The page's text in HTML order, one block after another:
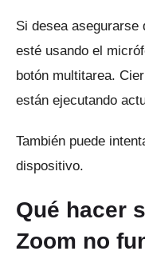
Si desea asegurarse
esté usando el
botón multitarea.
están ejecutando
También puede
dispositivo.
Qué hacer
Zoom no